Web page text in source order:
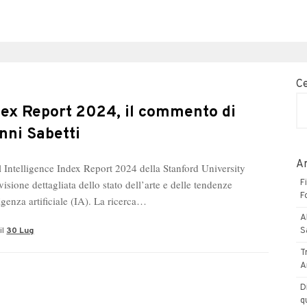
Report 2024, il commento di
Sabetti
Intelligence Index Report 2024 della Stanford University
dettagliata dello stato dell’arte e delle tendenze
artificiale (IA). La ricerca…
30 Lug